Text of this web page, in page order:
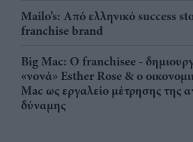
Mailo’s: Από ελληνικό success
franchise brand
Big Mac: Ο franchisee -
«νονά» Esther Rose & ο
Mac ως εργαλείο μέτρησης της
δύναμης